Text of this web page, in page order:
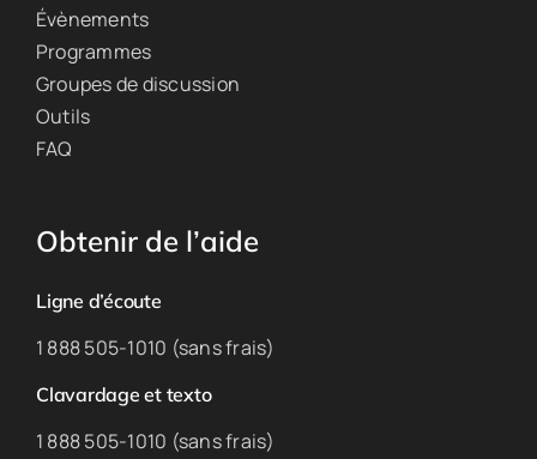
Évènements
Programmes
Groupes de discussion
Outils
FAQ
Obtenir de l’aide
Ligne d’écoute
1 888 505-1010 (sans frais)
Clavardage et texto
1 888 505-1010 (sans frais)